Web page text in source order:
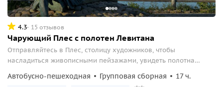
4.3 15 отзывов
Чарующий Плес с полотен Левитана
Отправляйтесь в Плес, столицу художников, чтобы
насладиться живописными пейзажами, увидеть полотна
обзорной экскурсии и теплоходной прогулки по Волге.
Автобусно-пешеходная Групповая сборная 17 ч.